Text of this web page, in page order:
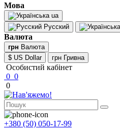
Мова
ua
Русский
Валюта
грн Валюта
$ US Dollar
грн Гривна
Особистий кабінет
0 0
0
+380 (50) 050-17-99